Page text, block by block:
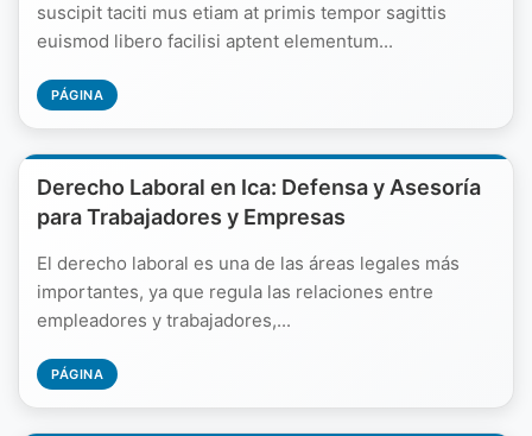
suscipit taciti mus etiam at primis tempor sagittis
euismod libero facilisi aptent elementum...
PÁGINA
Derecho Laboral en Ica: Defensa y Asesoría
para Trabajadores y Empresas
El derecho laboral es una de las áreas legales más
importantes, ya que regula las relaciones entre
empleadores y trabajadores,...
PÁGINA